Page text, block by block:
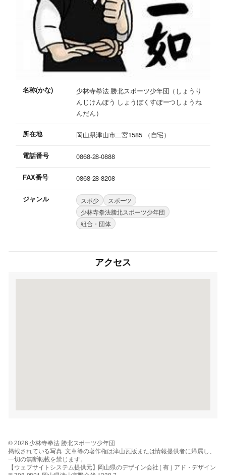
名称(かな)
少林寺拳法 勝北スポーツ少年団（しょうり
んじけんぽう しょうぼくすぽーつしょうね
んだん）
所在地 岡山県津山市二宮1585 （自宅）
電話番号 0868-28-0888
FAX番号 0868-28-8208
ジャンル スポ少
スポーツ
少林寺拳法勝北スポーツ少年団
組合・団体
アクセス
© 2026 少林寺拳法 勝北スポーツ少年団
掲載されている写真･文章等の著作権は津山瓦版または情報提供者に帰属し、
一切の無断転載を禁じます。
【ウェブサイトシステム提供元】岡山県のデザイン会社 ( 有 ) アド・デザイン